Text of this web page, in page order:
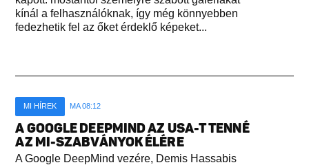
kínál a felhasználóknak, így még könnyebben
fedezhetik fel az őket érdeklő képeket...
MI HÍREK MA 08:12
A GOOGLE DEEPMIND AZ USA-T TENNÉ
AZ MI-SZABVÁNYOK ÉLÉRE
A Google DeepMind vezére, Demis Hassabis